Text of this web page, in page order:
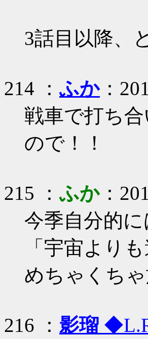
3話目以降、
214 ：ふか：
戦車で打ち
ので！！
215 ：ふか：
今季自分的
「宇宙より
めちゃくち
216 ： 影瑠